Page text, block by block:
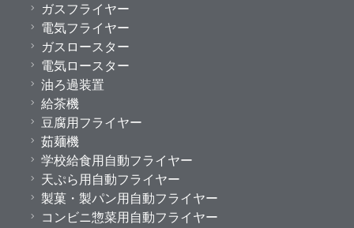
ガスフライヤー
電気フライヤー
ガスロースター
電気ロースター
油ろ過装置
給茶機
豆腐用フライヤー
茹麺機
学校給食用自動フライヤー
天ぷら用自動フライヤー
製菓・製パン用自動フライヤー
コンビニ惣菜用自動フライヤー